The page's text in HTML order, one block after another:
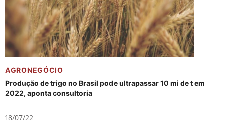
AGRONEGÓCIO
Produção de trigo no Brasil pode ultrapassar 10 mi de t em
2022, aponta consultoria
18/07/22